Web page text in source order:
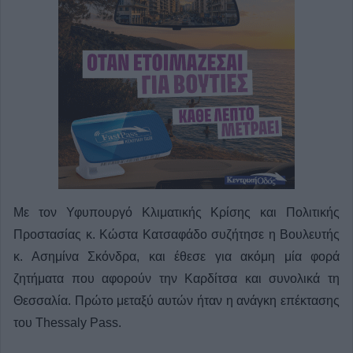
Με τον Υφυπουργό Κλιματικής Κρίσης και Πολιτικής
Προστασίας κ. Κώστα Κατσαφάδο συζήτησε η Βουλευτής
κ. Ασημίνα Σκόνδρα, και έθεσε για ακόμη μία φορά
ζητήματα που αφορούν την Καρδίτσα και συνολικά τη
Θεσσαλία. Πρώτο μεταξύ αυτών ήταν η ανάγκη επέκτασης
του Thessaly Pass.